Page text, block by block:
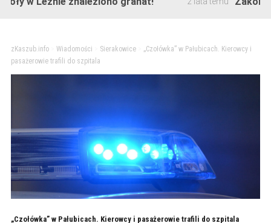
zKaszub.info> Wiadomości Sierakowice> „Czołówka” w Pałubicach. Kierowcy i
pasażerowie trafili do szpitala
„Czołówka” w Pałubicach. Kierowcy i pasażerowie trafili do szpitala